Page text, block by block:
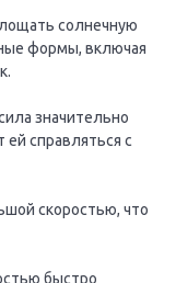
солнечную
формы, включая
значительно
справляться с
скоростью, что
быстро